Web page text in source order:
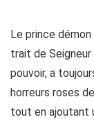
Le prince
trait de
pouvoir, a
horreurs roses
tout en ajoutant